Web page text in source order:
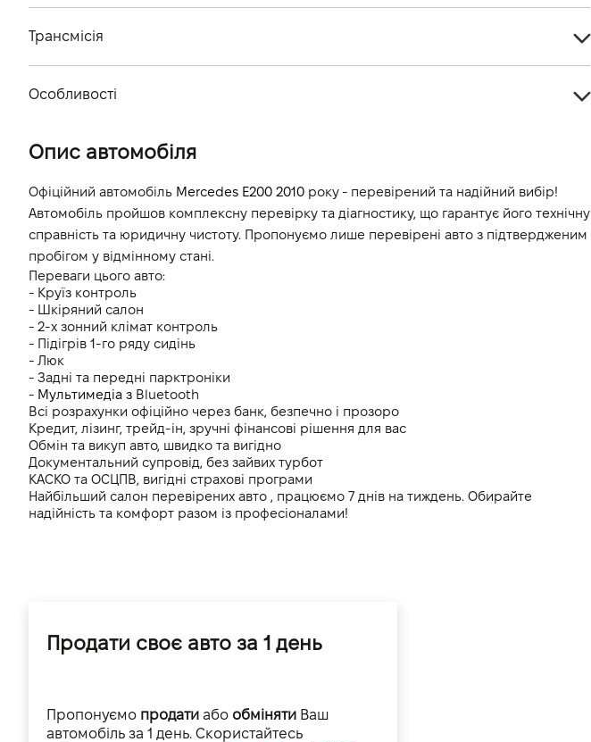
Кiлькiсть мiсць, шт
Об'єм двигуна (см.куб.)
Витрати пального, л/100 км (змішаний)
Викиди CO2, г/км (змішаний)
Динаміка розгону 0-100 км/г 8.5
Трансмісія
Особливості
Опис автомобіля
Офіційний автомобіль Mercedes E200 2010 року - перевірений та надійний вибір!
Автомобіль пройшов комплексну перевірку та діагностику, що гарантує його технічну
справність та юридичну чистоту. Пропонуємо лише перевірені авто з підтвердженим
пробігом у відмінному стані.
Переваги цього авто:
- Круїз контроль
- Шкіряний салон
- 2-х зонний клімат контроль
- Підігрів 1-го ряду сидінь
- Люк
- Задні та передні парктроніки
- Мультимедіа з Bluetooth
Всі розрахунки офіційно через банк, безпечно і прозоро
Кредит, лізинг, трейд-ін, зручні фінансові рішення для вас
Обмін та викуп авто, швидко та вигідно
Документальний супровід, без зайвих турбот
КАСКО та ОСЦПВ, вигідні страхові програми
Найбільший салон перевірених авто , працюємо 7 днів на тиждень. Обирайте
надійність та комфорт разом із професіоналами!
Продати своє авто за 1 день
Пропонуємо продати або обміняти Ваш
автомобіль за 1 день. Скористайтесь